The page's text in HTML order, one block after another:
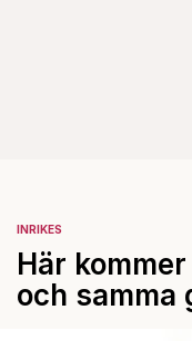
INRIKES
Här
och samma